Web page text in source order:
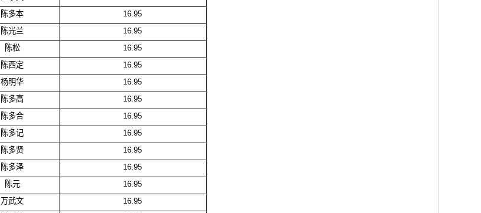
陈多本
16.95
陈光兰
16.95
陈松
16.95
陈西定
16.95
杨明华
16.95
陈多高
16.95
陈多合
16.95
陈多记
16.95
陈多贤
16.95
陈多泽
16.95
陈元
16.95
万武文
16.95